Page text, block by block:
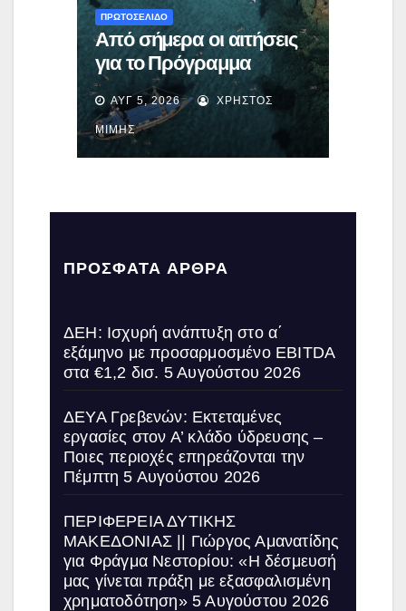
ΠΡΩΤΟΣΕΛΙΔΟ
Από σήμερα οι αιτήσεις
για το Πρόγραμμα
«Τουρισμός για Όλους
2026-2027» – Πότε
λήγει η προσθεσμία
ΑΥΓ 5, 2026 ΧΡΉΣΤΟΣ
ΜΊΜΗΣ
ΠΡΌΣΦΑΤΑ ΆΡΘΡΑ
ΔΕΗ: Ισχυρή ανάπτυξη στο α΄
εξάμηνο με προσαρμοσμένο EBITDA
στα €1,2 δισ. 5 Αυγούστου 2026
ΔΕΥΑ Γρεβενών: Εκτεταμένες
εργασίες στον Α’ κλάδο ύδρευσης –
Ποιες περιοχές επηρεάζονται την
Πέμπτη 5 Αυγούστου 2026
ΠΕΡΙΦΕΡΕΙΑ ΔΥΤΙΚΗΣ
ΜΑΚΕΔΟΝΙΑΣ || Γιώργος Αμανατίδης
για Φράγμα Νεστορίου: «Η δέσμευσή
μας γίνεται πράξη με εξασφαλισμένη
χρηματοδότηση» 5 Αυγούστου 2026